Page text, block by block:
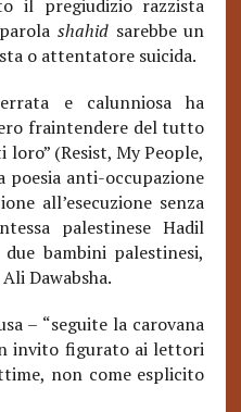
il pregiudizio razzista
shahidsarebbe un
o attentatore suicida.
e calunniosa ha
fraintendere del tutto
(Resist, My People,
poesia anti-occupazione
all’esecuzione senza
palestinese Hadil
bambini palestinesi,
Dawabsha.
– “seguite la carovana
invito figurato ai lettori
non come esplicito